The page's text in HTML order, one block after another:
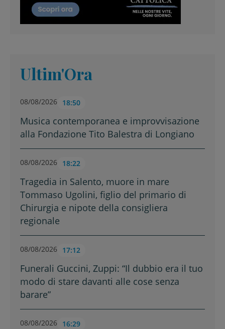
Ultim'Ora
08/08/2026 18:50
Musica contemporanea e improvvisazione
alla Fondazione Tito Balestra di Longiano
08/08/2026 18:22
Tragedia in Salento, muore in mare
Tommaso Ugolini, figlio del primario di
Chirurgia e nipote della consigliera
regionale
08/08/2026 17:12
Funerali Guccini, Zuppi: “Il dubbio era il tuo
modo di stare davanti alle cose senza
barare”
08/08/2026 16:29